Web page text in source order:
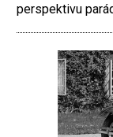
perspektivu